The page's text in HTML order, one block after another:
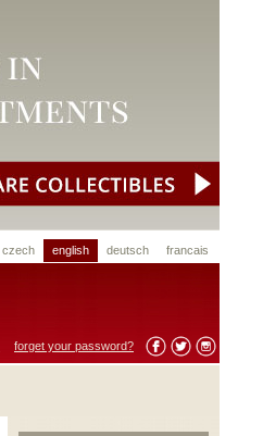
francais
deutsch
english
czech
forget your password?